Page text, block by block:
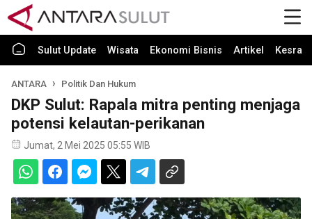
Sulut Update Wisata Ekonomi Bisnis Artikel Kesra
ANTARA Politik Dan Hukum
DKP Sulut: Rapala mitra penting menjaga
potensi kelautan-perikanan
Jumat, 2 Mei 2025 05:55 WIB